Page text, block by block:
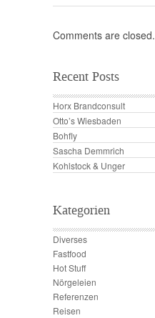
Comments are closed.
Recent Posts
Horx Brandconsult
Otto’s Wiesbaden
Bohfly
Sascha Demmrich
Kohlstock & Unger
Kategorien
Diverses
Fastfood
Hot Stuff
Nörgeleien
Referenzen
Reisen